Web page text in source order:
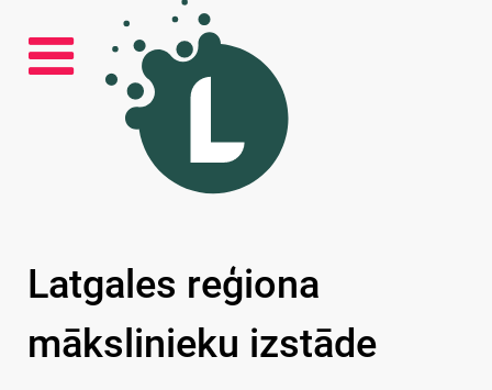
Latgales reģiona
mākslinieku izstāde